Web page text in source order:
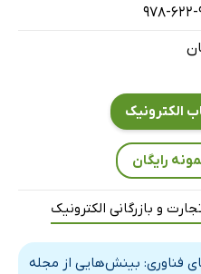
در برابر آمازون چه‌کار
978-
الکترونیک
رایگان
و بازرگانی الکترونیک
فناوری: بینش‌هایی از مجله